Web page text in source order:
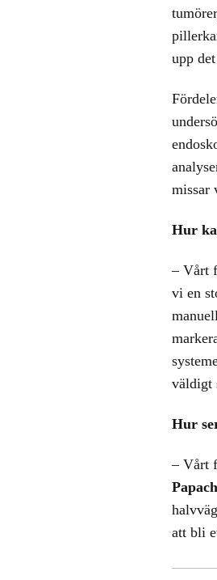
upp
missar
Hur
– Vårt
vi en
väldigt
Hur
– Vårt
att bli